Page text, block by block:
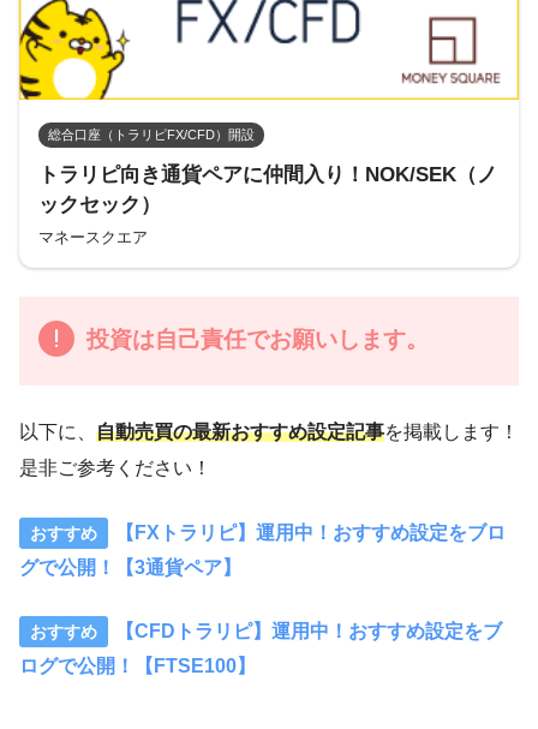
総合口座（トラリピFX/CFD）開設
トラリピ向き通貨ペアに仲間入り！NOK/SEK（ノ
ックセック）
マネースクエア
投資は自己責任でお願いします。
以下に、 自動売買の最新おすすめ設定記事を掲載します！
是非ご参考ください！
【FXトラリピ】運用中！おすすめ設定をブロ
グで公開！【3通貨ペア】
【CFDトラリピ】運用中！おすすめ設定をブ
ログで公開！【FTSE100】